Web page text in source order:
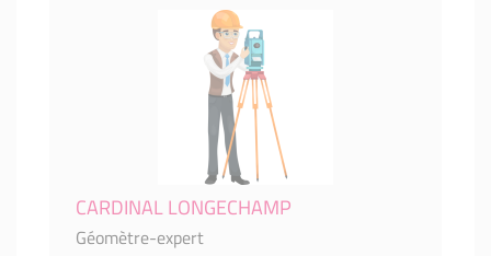
CARDINAL LONGECHAMP
Géomètre-expert